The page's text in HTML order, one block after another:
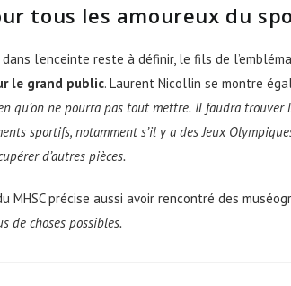
tous les amoureux du
l’enceinte reste à définir, le fils de
le grand public. Laurent Nicollin se montre
qu’on ne pourra pas tout mettre. Il faudra trouver
sportifs, notamment s’il y a des Jeux
d’autres pièces.
MHSC précise aussi avoir rencontré des
de choses possibles.